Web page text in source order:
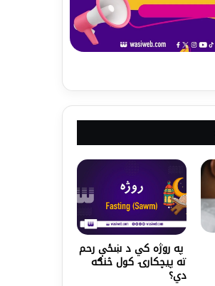
په روژه کي د ښځې رحم
ته پیچکارۍ کول څنګه
دي؟